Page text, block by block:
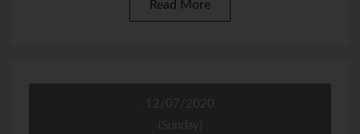
Read More
12/07/2020
(Sunday)